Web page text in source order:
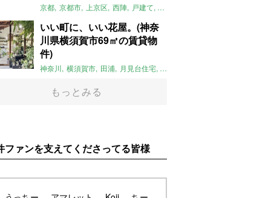
京都 京都市 上京区 西陣 戸建て 平屋
いい町に、いい花屋。(神奈
川県横須賀市69㎡の賃貸物
件)
神奈川 横須賀市 田浦 月見台住宅 一軒家
もっとみる
ファンを支えてくださってる皆様